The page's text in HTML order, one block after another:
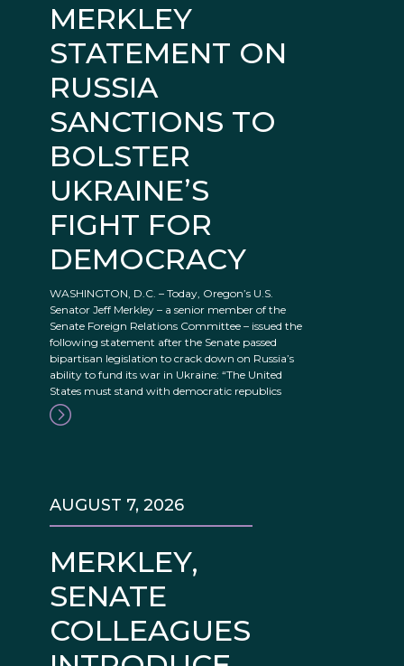
MERKLEY
STATEMENT ON
RUSSIA
SANCTIONS TO
BOLSTER
UKRAINE’S
FIGHT FOR
DEMOCRACY
WASHINGTON, D.C. – Today, Oregon’s U.S.
Senator Jeff Merkley – a senior member of the
Senate Foreign Relations Committee – issued the
following statement after the Senate passed
bipartisan legislation to crack down on Russia’s
ability to fund its war in Ukraine: “The United
States must stand with democratic republics
MERKLEY,
SENATE
COLLEAGUES
AUGUST 7, 2026